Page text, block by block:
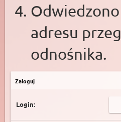
adresu
odnośnika.
Zaloguj
Login: